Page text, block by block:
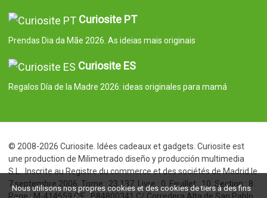
Curiosite PT
Prendas Dia da Mãe 2026. As ideias mais originais
Curiosite ES
Regalos Día de la Madre 2026: ideas originales para mamá
© 2008-2026 Curiosite. Idées cadeaux et gadgets. Curiosite est
une production de Milimetrado diseño y producción multimedia
S.L.. Inscrite au Registre du commerce et des sociétés de Madrid le
7 septembre 2006. Tome : 23.137. Livre : 0. Feuillet : 10. Section : 8.
Nous utilisons nos propres cookies et des cookies de tiers à des fins